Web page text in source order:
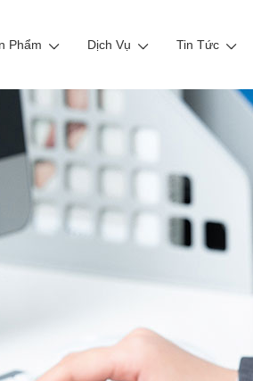
Phẩm Dịch Vụ Tin Tức